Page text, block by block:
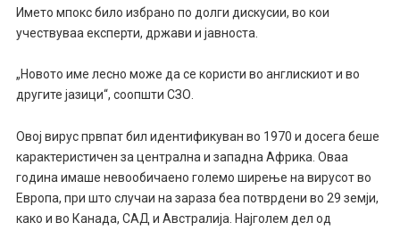
Името мпокс било избрано по долги дискусии, во кои
учествуваа експерти, држави и јавноста.
„Новото име лесно може да се користи во англискиот и во
другите јазици“, соопшти СЗО.
Овој вирус првпат бил идентификуван во 1970 и досега беше
карактеристичен за централна и западна Африка. Оваа
година имаше невообичаено големо ширење на вирусот во
Европа, при што случаи на зараза беа потврдени во 29 земји,
како и во Канада, САД и Австралија. Најголем дел од